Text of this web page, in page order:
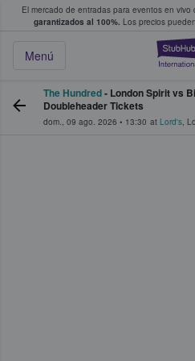
El mercado de entradas para eventos en vivo
garantizados al 100%. Los precios
Menú
y venta de entradas
The Hundred- London Spirit vs
Doubleheader Tickets
dom., 09 ago. 2026 • 13:30 at Lord's,